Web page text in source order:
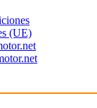
(UE)